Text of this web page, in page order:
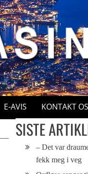
E-AVIS KONTAKT
SISTE
– Det var
fekk meg i veg